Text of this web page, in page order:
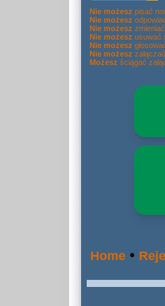
Nie możesz pisać
Nie możesz
Nie możesz
Nie możesz usuwać
Nie możesz
Nie możesz
Możesz ściągać
Home •